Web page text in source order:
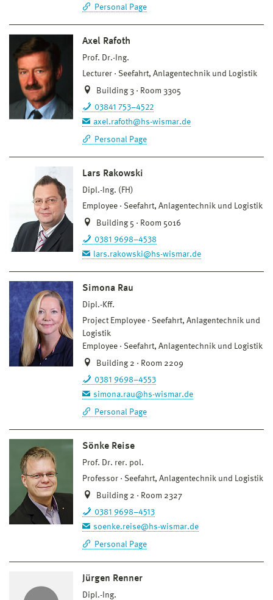
Personal Page
Axel Rafoth
Prof. Dr.-Ing.
Lecturer
Seefahrt, Anlagentechnik und Logistik
Building 3 · Room 3305
03841 753–4522
axel.rafoth@hs-wismar.de
Personal Page
Lars Rakowski
Dipl.-Ing. (FH)
Employee
Seefahrt, Anlagentechnik und Logistik
Building 5 · Room 5016
0381 9698–4538
lars.rakowski@hs-wismar.de
Simona Rau
Dipl.-Kff.
Project Employee
Seefahrt, Anlagentechnik und
Logistik
Employee
Seefahrt, Anlagentechnik und Logistik
Building 2 · Room 2209
0381 9698–4553
simona.rau@hs-wismar.de
Personal Page
Sönke Reise
Prof. Dr. rer. pol.
Professor
Seefahrt, Anlagentechnik und Logistik
Building 2 · Room 2327
0381 9698–4513
soenke.reise@hs-wismar.de
Personal Page
Jürgen Renner
Dipl.-Ing.